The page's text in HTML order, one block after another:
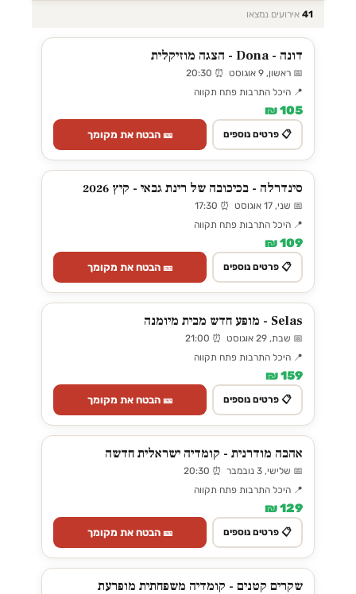
41 אירועים נמצאו
דונה - Dona - הצגה מוזיקלית
📅 ראשון, 9 אוגוסט ⏰ 20:30
📍 היכל התרבות פתח תקווה
105 ₪
📋 פרטים נוספים 🎫 הבטח את מקומך
סינדרלה - בכיכובה של רינת גבאי - קיץ 2026
📅 שני, 17 אוגוסט ⏰ 17:30
📍 היכל התרבות פתח תקווה
109 ₪
📋 פרטים נוספים 🎫 הבטח את מקומך
Selas - מופע חדש מבית מיומנה
📅 שבת, 29 אוגוסט ⏰ 21:00
📍 היכל התרבות פתח תקווה
159 ₪
📋 פרטים נוספים 🎫 הבטח את מקומך
אהבה מודרנית - קומדיה ישראלית חדשה
📅 שלישי, 3 נובמבר ⏰ 20:30
📍 היכל התרבות פתח תקווה
129 ₪
📋 פרטים נוספים 🎫 הבטח את מקומך
שקרים קטנים - קומדיה משפחתית מופרעת